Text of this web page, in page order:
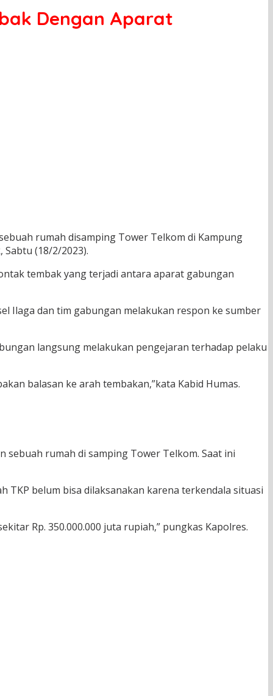
Dengan Aparat
rumah disamping Tower Telkom di Kampung
(18/2/2023).
tembak yang terjadi antara aparat gabungan
Ilaga dan tim gabungan melakukan respon ke sumber
langsung melakukan pengejaran terhadap pelaku
balasan ke arah tembakan,”kata Kabid Humas.
sebuah rumah di samping Tower Telkom. Saat ini
TKP belum bisa dilaksanakan karena terkendala situasi
Rp. 350.000.000 juta rupiah,” pungkas Kapolres.